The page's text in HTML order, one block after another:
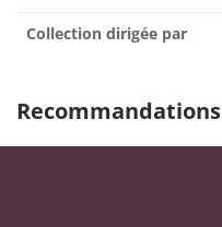
Collection dirigée par
Recommandations